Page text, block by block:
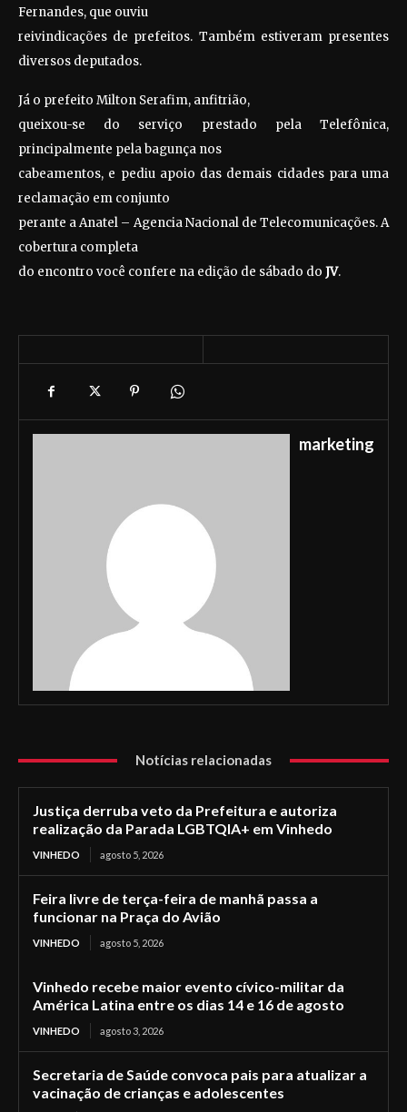
Fernandes, que ouviu
reivindicações de prefeitos. Também estiveram presentes
diversos deputados.
Já o prefeito Milton Serafim, anfitrião,
queixou-se do serviço prestado pela Telefônica,
principalmente pela bagunça nos
cabeamentos, e pediu apoio das demais cidades para uma
reclamação em conjunto
perante a Anatel – Agencia Nacional de Telecomunicações. A
cobertura completa
do encontro você confere na edição de sábado do JV.
marketing
Notícias relacionadas
Justiça derruba veto da Prefeitura e autoriza
realização da Parada LGBTQIA+ em Vinhedo
VINHEDO agosto 5, 2026
Feira livre de terça-feira de manhã passa a
funcionar na Praça do Avião
VINHEDO agosto 5, 2026
Vinhedo recebe maior evento cívico-militar da
América Latina entre os dias 14 e 16 de agosto
VINHEDO agosto 3, 2026
Secretaria de Saúde convoca pais para atualizar a
vacinação de crianças e adolescentes